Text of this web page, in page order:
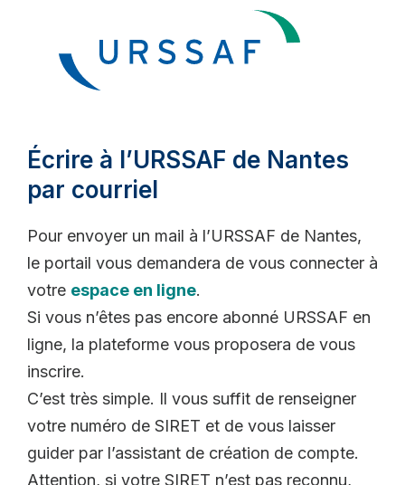
Écrire à l’URSSAF de Nantes
par courriel
Pour envoyer un mail à l’URSSAF de Nantes,
le portail vous demandera de vous connecter à
votre espace en ligne.
Si vous n’êtes pas encore abonné URSSAF en
ligne, la plateforme vous proposera de vous
inscrire.
C’est très simple. Il vous suffit de renseigner
votre numéro de SIRET et de vous laisser
guider par l’assistant de création de compte.
Attention, si votre SIRET n’est pas reconnu,